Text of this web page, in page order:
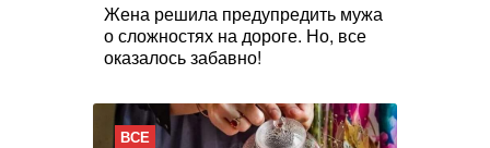
Жена решила предупредить мужа
о сложностях на дороге. Но, все
оказалось забавно!
ВСЕ